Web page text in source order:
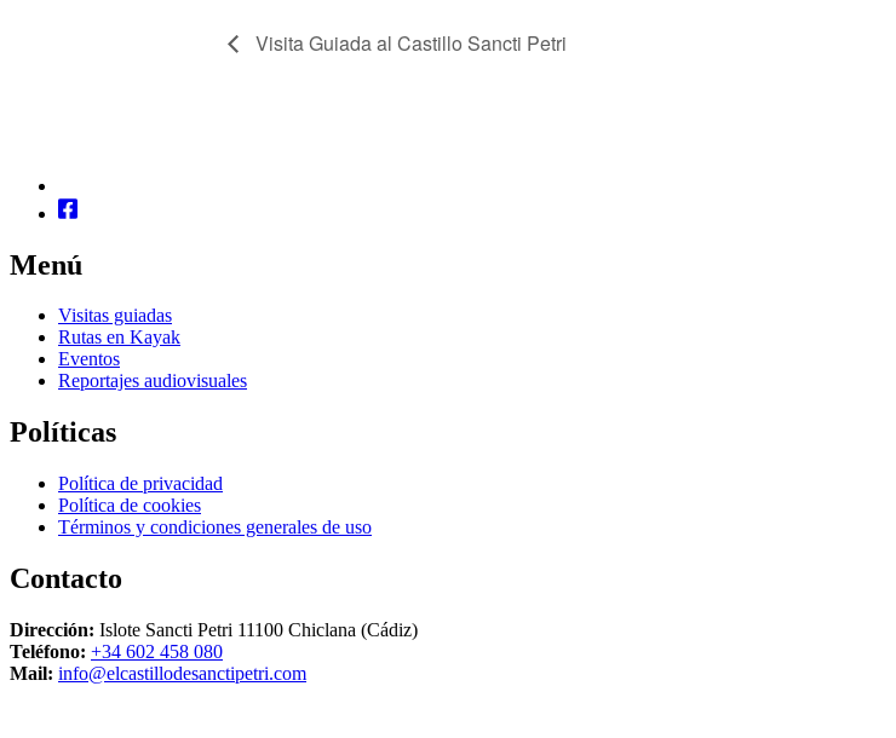
Visita Guiada al Castillo Sancti Petri
Menú
Visitas guiadas
Rutas en Kayak
Eventos
Reportajes audiovisuales
Políticas
Política de privacidad
Política de cookies
Términos y condiciones generales de uso
Contacto
Dirección: Islote Sancti Petri 11100 Chiclana (Cádiz)
Teléfono: +34 602 458 080
Mail: info@elcastillodesanctipetri.com